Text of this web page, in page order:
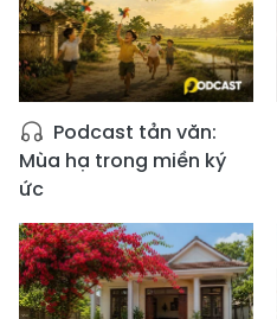
Podcast tản văn:
Mùa hạ trong miền ký
ức